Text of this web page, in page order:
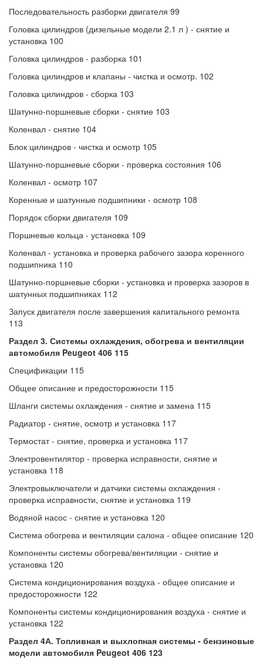
Последовательность разборки двигателя 99
Головка цилиндров (дизельные модели 2.1 л ) - снятие и
установка 100
Головка цилиндров - разборка 101
Головка цилиндров и клапаны - чистка и осмотр. 102
Головка цилиндров - сборка 103
Шатунно-поршневые сборки - снятие 103
Коленвал - снятие 104
Блок цилиндров - чистка и осмотр 105
Шатунно-поршневые сборки - проверка состояния 106
Коленвал - осмотр 107
Коренные и шатунные подшипники - осмотр 108
Порядок сборки двигателя 109
Поршневые кольца - установка 109
Коленвал - установка и проверка рабочего зазора коренного
подшипника 110
Шатунно-поршневые сборки - установка и проверка зазоров в
шатунных подшипниках 112
Запуск двигателя после завершения капитального ремонта
113
Раздел 3. Системы охлаждения, обогрева и вентиляции
автомобиля Peugeot 406 115
Спецификации 115
Общее описание и предосторожности 115
Шланги системы охлаждения - снятие и замена 115
Радиатор - снятие, осмотр и установка 117
Термостат - снятие, проверка и установка 117
Электровентилятор - проверка исправности, снятие и
установка 118
Электровыключатели и датчики системы охлаждения -
проверка исправности, снятие и установка 119
Водяной насос - снятие и установка 120
Система обогрева и вентиляции салона - общее описание 120
Компоненты системы обогрева/вентиляции - снятие и
установка 120
Система кондиционирования воздуха - общее описание и
предосторожности 122
Компоненты системы кондиционирования воздуха - снятие и
установка 122
Раздел 4А. Топливная и выхлопная системы - бензиновые
модели автомобиля Peugeot 406 123